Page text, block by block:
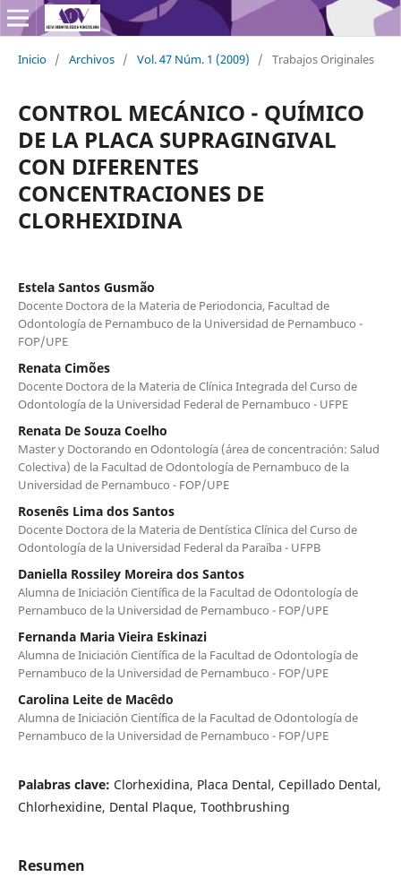
Inicio / Archivos / Vol. 47 Núm. 1 (2009) / Trabajos Originales
CONTROL MECÁNICO - QUÍMICO
DE LA PLACA SUPRAGINGIVAL
CON DIFERENTES
CONCENTRACIONES DE
CLORHEXIDINA
Estela Santos Gusmão
Docente Doctora de la Materia de Periodoncia, Facultad de
Odontología de Pernambuco de la Universidad de Pernambuco -
FOP/UPE
Renata Cimões
Docente Doctora de la Materia de Clínica Integrada del Curso de
Odontología de la Universidad Federal de Pernambuco - UFPE
Renata De Souza Coelho
Master y Doctorando en Odontología (área de concentración: Salud
Colectiva) de la Facultad de Odontología de Pernambuco de la
Universidad de Pernambuco - FOP/UPE
Rosenês Lima dos Santos
Docente Doctora de la Materia de Dentística Clínica del Curso de
Odontología de la Universidad Federal da Paraíba - UFPB
Daniella Rossiley Moreira dos Santos
Alumna de Iniciación Científica de la Facultad de Odontología de
Pernambuco de la Universidad de Pernambuco - FOP/UPE
Fernanda Maria Vieira Eskinazi
Alumna de Iniciación Científica de la Facultad de Odontología de
Pernambuco de la Universidad de Pernambuco - FOP/UPE
Carolina Leite de Macêdo
Alumna de Iniciación Científica de la Facultad de Odontología de
Pernambuco de la Universidad de Pernambuco - FOP/UPE
Palabras clave: Clorhexidina, Placa Dental, Cepillado Dental,
Chlorhexidine, Dental Plaque, Toothbrushing
Resumen